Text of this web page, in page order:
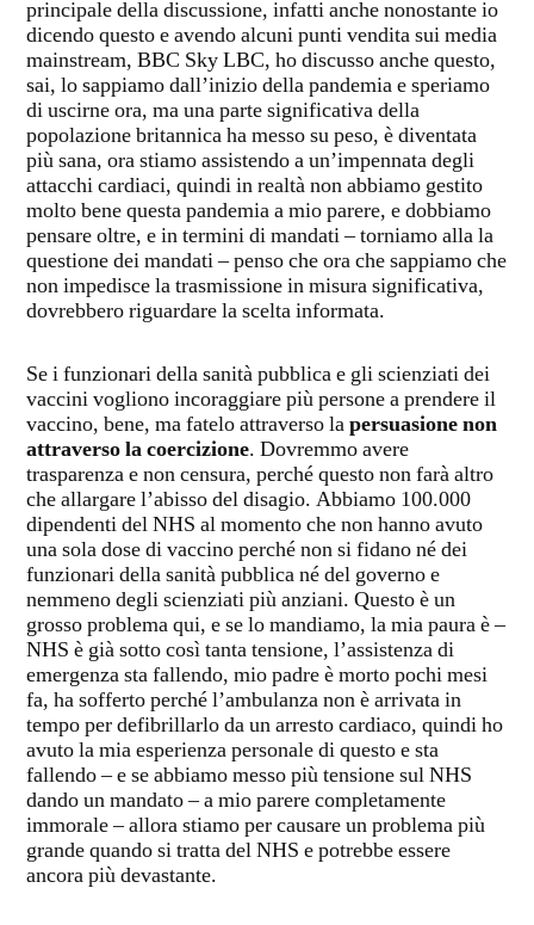
principale della discussione, infatti anche nonostante io
dicendo questo e avendo alcuni punti vendita sui media
mainstream, BBC Sky LBC, ho discusso anche questo,
sai, lo sappiamo dall’inizio della pandemia e speriamo
di uscirne ora, ma una parte significativa della
popolazione britannica ha messo su peso, è diventata
più sana, ora stiamo assistendo a un’impennata degli
attacchi cardiaci, quindi in realtà non abbiamo gestito
molto bene questa pandemia a mio parere, e dobbiamo
pensare oltre, e in termini di mandati – torniamo alla la
questione dei mandati – penso che ora che sappiamo che
non impedisce la trasmissione in misura significativa,
dovrebbero riguardare la scelta informata.
Se i funzionari della sanità pubblica e gli scienziati dei
vaccini vogliono incoraggiare più persone a prendere il
vaccino, bene, ma fatelo attraverso lapersuasione non
attraverso la coercizione. Dovremmo avere
trasparenza e non censura, perché questo non farà altro
che allargare l’abisso del disagio. Abbiamo 100.000
dipendenti del NHS al momento che non hanno avuto
una sola dose di vaccino perché non si fidano né dei
funzionari della sanità pubblica né del governo e
nemmeno degli scienziati più anziani. Questo è un
grosso problema qui, e se lo mandiamo, la mia paura è –
NHS è già sotto così tanta tensione, l’assistenza di
emergenza sta fallendo, mio padre è morto pochi mesi
fa, ha sofferto perché l’ambulanza non è arrivata in
tempo per defibrillarlo da un arresto cardiaco, quindi ho
avuto la mia esperienza personale di questo e sta
fallendo – e se abbiamo messo più tensione sul NHS
dando un mandato – a mio parere completamente
immorale – allora stiamo per causare un problema più
grande quando si tratta del NHS e potrebbe essere
ancora più devastante.